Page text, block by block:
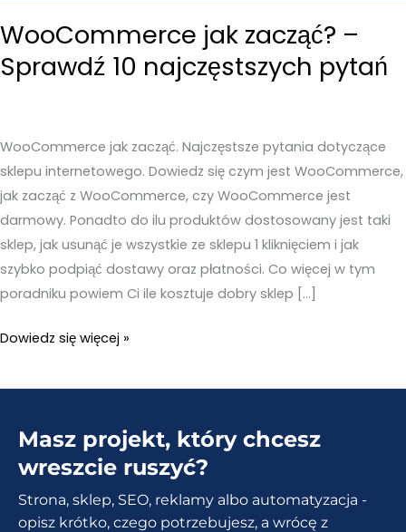
WooCommerce jak zacząć? –
Sprawdź 10 najczęstszych pytań
WooCommerce jak zacząć. Najczęstsze pytania dotyczące
sklepu internetowego. Dowiedz się czym jest WooCommerce,
jak zacząć z WooCommerce, czy WooCommerce jest
darmowy. Ponadto do ilu produktów dostosowany jest taki
sklep, jak usunąć je wszystkie ze sklepu 1 kliknięciem i jak
szybko podpiąć dostawy oraz płatności. Co więcej w tym
poradniku powiem Ci ile kosztuje dobry sklep […]
WooCommerce
zacząć?
Sprawdź
pytań
Dowiedz się więcej »
Masz projekt, który chcesz
wreszcie ruszyć?
Strona, sklep, SEO, reklamy albo automatyzacja -
opisz krótko, czego potrzebujesz, a wrócę z